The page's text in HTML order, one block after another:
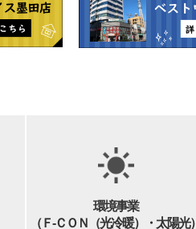
環境事業
（Ｆ-ＣＯＮ（光冷暖）・太陽光）